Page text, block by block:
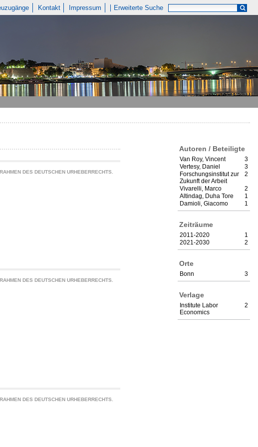
Kontakt Impressum Erweiterte Suche
Autoren / Beteiligte
3
Van Roy, Vincent
3
Vertesy, Daniel
2
Forschungsinstitut zur
Zukunft der Arbeit
2
Vivarelli, Marco
1
Altindag, Duha Tore
1
Damioli, Giacomo
Zeiträume
1
2011-2020
2
2021-2030
Orte
3
Bonn
Verlage
2
Institute Labor
Economics
DES DEUTSCHEN URHEBERRECHTS.
DES DEUTSCHEN URHEBERRECHTS.
DES DEUTSCHEN URHEBERRECHTS.